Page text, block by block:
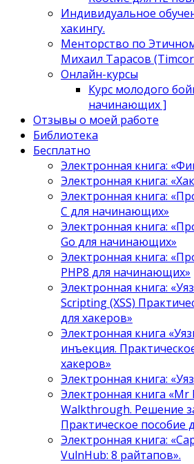
Индивидуальное
хакингу.
Менторство по
Михаил Тарасов
Онлайн-курсы
Курс молодого
начинающих ]
Отзывы о моей работе
Библиотека
Бесплатно
Электронная книга:
Электронная книга:
Электронная книга:
C для начинающих»
Электронная книга:
Go для начинающих»
Электронная книга:
PHP8 для начинающих»
Электронная книга:
Scripting (XSS)
для хакеров»
Электронная книга
инъекция.
хакеров»
Электронная книга:
Электронная книга «Mr
Walkthrough. Решение
Практическое пособие
Электронная книга:
VulnHub: 8 райтапов».